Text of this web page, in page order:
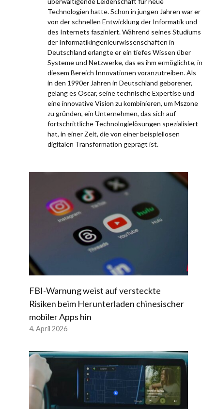
Technologien hatte. Schon in jungen Jahren war er
von der schnellen Entwicklung der Informatik und
des Internets fasziniert. Während seines Studiums
der Informatikingenieurwissenschaften in
Deutschland erlangte er ein tiefes Wissen über
Systeme und Netzwerke, das es ihm ermöglichte, in
diesem Bereich Innovationen voranzutreiben. Als
in den 1990er Jahren in Deutschland geborener,
gelang es Oscar, seine technische Expertise und
eine innovative Vision zu kombinieren, um Mszone
zu gründen, ein Unternehmen, das sich auf
fortschrittliche Technologielösungen spezialisiert
hat, in einer Zeit, die von einer beispiellosen
digitalen Transformation geprägt ist.
FBI-Warnung weist auf versteckte
Risiken beim Herunterladen chinesischer
mobiler Apps hin
4. April 2026